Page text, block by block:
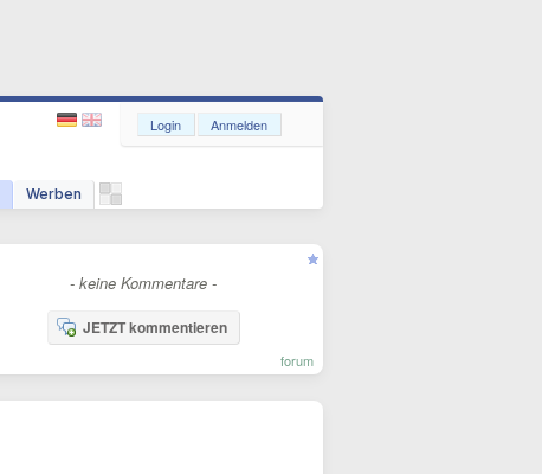
Werben
Login Anmelden
- keine Kommentare -
JETZT kommentieren
forum